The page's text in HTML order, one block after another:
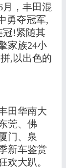
月，丰田混
勇夺冠军,
冠!紧随其
家族24小
,以出色的
田华南大
莞、佛
门、泉
新车鉴赏
欢大趴。